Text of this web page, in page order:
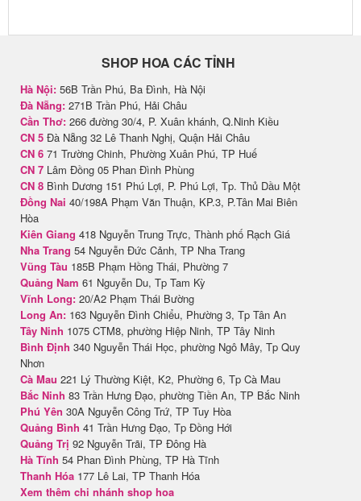
SHOP HOA CÁC TỈNH
Hà Nội: 56B Trần Phú, Ba Đình, Hà Nội
Đà Nẵng: 271B Trần Phú, Hải Châu
Cần Thơ: 266 đường 30/4, P. Xuân khánh, Q.Ninh Kiều
CN 5 Đà Nẵng 32 Lê Thanh Nghị, Quận Hải Châu
CN 6 71 Trường Chinh, Phường Xuân Phú, TP Huế
CN 7 Lâm Đồng 05 Phan Đình Phùng
CN 8 Bình Dương 151 Phú Lợi, P. Phú Lợi, Tp. Thủ Dầu Một
Đồng Nai 40/198A Phạm Văn Thuận, KP.3, P.Tân Mai Biên
Hòa
Kiên Giang 418 Nguyễn Trung Trực, Thành phố Rạch Giá
Nha Trang 54 Nguyễn Đức Cảnh, TP Nha Trang
Vũng Tàu 185B Phạm Hồng Thái, Phường 7
Quảng Nam 61 Nguyễn Du, Tp Tam Kỳ
Vĩnh Long: 20/A2 Phạm Thái Bường
Long An: 163 Nguyễn Đình Chiểu, Phường 3, Tp Tân An
Tây Ninh 1075 CTM8, phường Hiệp Ninh, TP Tây Ninh
Bình Định 340 Nguyễn Thái Học, phường Ngô Mây, Tp Quy
Nhơn
Cà Mau 221 Lý Thường Kiệt, K2, Phường 6, Tp Cà Mau
Bắc Ninh 83 Trần Hưng Đạo, phường Tiền An, TP Bắc Ninh
Phú Yên 30A Nguyễn Công Trứ, TP Tuy Hòa
Quảng Bình 41 Trần Hưng Đạo, Tp Đồng Hới
Quảng Trị 92 Nguyễn Trãi, TP Đông Hà
Hà Tĩnh 54 Phan Đình Phùng, TP Hà Tĩnh
Thanh Hóa 177 Lê Lai, TP Thanh Hóa
Xem thêm chi nhánh shop hoa